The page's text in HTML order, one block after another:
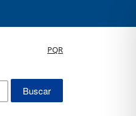
PQR
Buscar: